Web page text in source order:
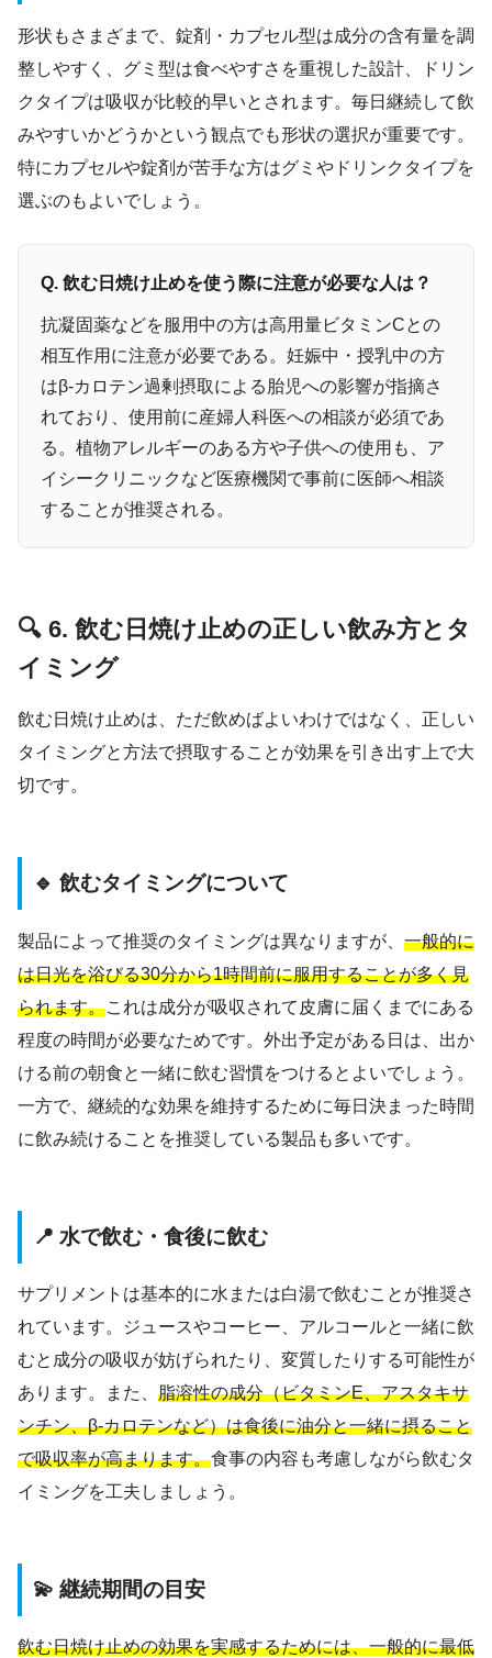
形状もさまざまで、錠剤・カプセル型は成分の含有量を調
整しやすく、グミ型は食べやすさを重視した設計、ドリン
クタイプは吸収が比較的早いとされます。毎日継続して飲
みやすいかどうかという観点でも形状の選択が重要です。
特にカプセルや錠剤が苦手な方はグミやドリンクタイプを
選ぶのもよいでしょう。
Q. 飲む日焼け止めを使う際に注意が必要な人は？
抗凝固薬などを服用中の方は高用量ビタミンCとの
相互作用に注意が必要である。妊娠中・授乳中の方
はβ-カロテン過剰摂取による胎児への影響が指摘さ
れており、使用前に産婦人科医への相談が必須であ
る。植物アレルギーのある方や子供への使用も、ア
イシークリニックなど医療機関で事前に医師へ相談
することが推奨される。
🔍 6. 飲む日焼け止めの正しい飲み方とタ
イミング
飲む日焼け止めは、ただ飲めばよいわけではなく、正しい
タイミングと方法で摂取することが効果を引き出す上で大
切です。
🔹 飲むタイミングについて
製品によって推奨のタイミングは異なりますが、 一般的に
は日光を浴びる30分から1時間前に服用することが多く見
られます。これは成分が吸収されて皮膚に届くまでにある
程度の時間が必要なためです。外出予定がある日は、出か
ける前の朝食と一緒に飲む習慣をつけるとよいでしょう。
一方で、継続的な効果を維持するために毎日決まった時間
に飲み続けることを推奨している製品も多いです。
📍 水で飲む・食後に飲む
サプリメントは基本的に水または白湯で飲むことが推奨さ
れています。ジュースやコーヒー、アルコールと一緒に飲
むと成分の吸収が妨げられたり、変質したりする可能性が
あります。また、 脂溶性の成分（ビタミンE、アスタキサ
ンチン、β-カロテンなど）は食後に油分と一緒に摂ること
で吸収率が高まります。食事の内容も考慮しながら飲むタ
イミングを工夫しましょう。
💫 継続期間の目安
飲む日焼け止めの効果を実感するためには、一般的に最低